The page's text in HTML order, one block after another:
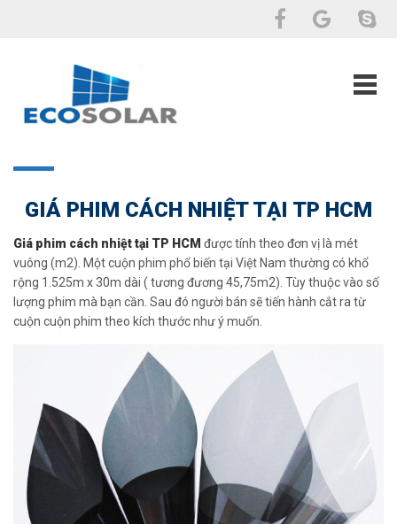
GIÁ PHIM CÁCH NHIỆT TẠI TP HCM
Giá phim cách nhiệt tại TP HCM được tính theo đơn vị là mét
vuông (m2). Một cuộn phim phổ biến tại Việt Nam thường có khổ
rộng 1.525m x 30m dài ( tương đương 45,75m2). Tùy thuộc vào số
lượng phim mà bạn cần. Sau đó người bán sẽ tiến hành cắt ra từ
cuộn cuộn phim theo kích thước như ý muốn.